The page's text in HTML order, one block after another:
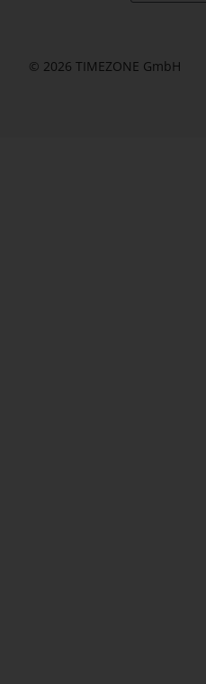
© 2026 TIMEZONE GmbH